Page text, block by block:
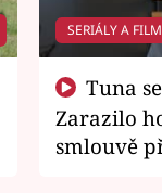
SERIÁLY A
Zarazilo
smlouvě